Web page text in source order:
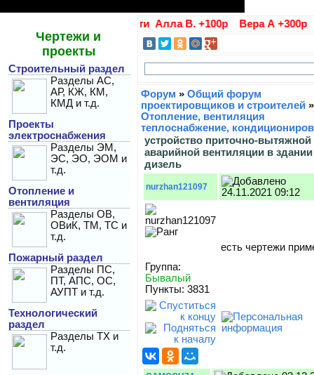
Чертежи и
проекты
Строительный раздел
Разделы АС,
АР, КЖ, КМ,
КМД и т.д.
Проекты
электроснабжения
Разделы ЭМ,
ЭС, ЭО, ЭОМ и
т.д.
Отопление и
вентиляция
Разделы ОВ,
ОВиК, ТМ, ТС и
т.д.
Пожарный раздел
Разделы ПС,
ПТ, АПС, ОС,
АУПТ и т.д.
Технологический
раздел
Разделы ТХ и
т.д.
благодарности Алла В. +100р Вера А
Форум » Общий форум
проектировщиков и строителей »
Отопление, вентиляция
теплоснабжение,
устройство приточно-вытяжной
аварийной вентиляции в
дизель
nurzhan121097 24.11.2021 09:12
Группа:
Бывалый
Пункты: 3831
есть чертежи